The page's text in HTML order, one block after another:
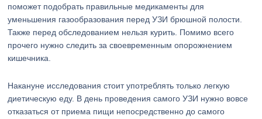
поможет подобрать правильные медикаменты для
уменьшения газообразования перед УЗИ брюшной полости.
Также перед обследованием нельзя курить. Помимо всего
прочего нужно следить за своевременным опорожнением
кишечника.
Накануне исследования стоит употреблять только легкую
диетическую еду. В день проведения самого УЗИ нужно вовсе
отказаться от приема пищи непосредственно до самого